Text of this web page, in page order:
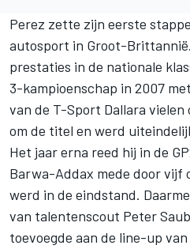
Perez zette zijn eerste
autosport in Groot-
prestaties in de nationale
3-kampioenschap in 2007
van de T-Sport Dallara vielen
om de titel en werd
Het jaar erna reed hij in de
Barwa-Addax mede door vijf
werd in de eindstand.
van talentenscout Peter
toevoegde aan de line-up